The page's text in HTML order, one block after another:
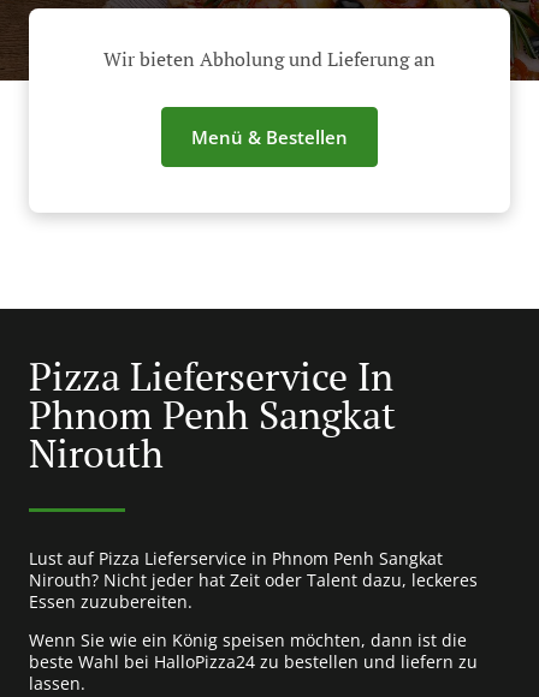
Wir bieten Abholung und Lieferung an
Menü & Bestellen
Pizza Lieferservice In
Phnom Penh Sangkat
Nirouth
Lust auf Pizza Lieferservice in Phnom Penh Sangkat
Nirouth? Nicht jeder hat Zeit oder Talent dazu, leckeres
Essen zuzubereiten.
Wenn Sie wie ein König speisen möchten, dann ist die
beste Wahl bei HalloPizza24 zu bestellen und liefern zu
lassen.